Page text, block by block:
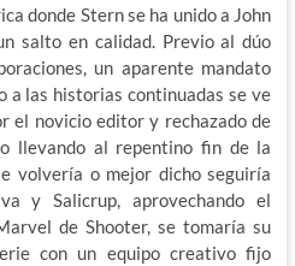
donde Stern se ha unido a John
salto en calidad. Previo al dúo
un aparente mandato
a las historias continuadas se ve
el novicio editor y rechazado de
llevando al repentino fin de la
volvería o mejor dicho seguiría
y Salicrup, aprovechando el
de Shooter, se tomaría su
con un equipo creativo fijo